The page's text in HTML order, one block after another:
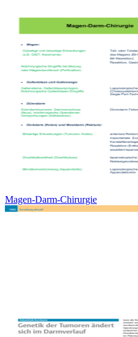
Magen-Darm-Chirurgie